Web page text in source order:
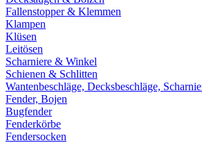
Fallenstopper & Klemmen
Klampen
Klüsen
Leitösen
Scharniere & Winkel
Schienen & Schlitten
Wantenbeschläge, Decksbeschläge,
Fender, Bojen
Bugfender
Fenderkörbe
Fendersocken